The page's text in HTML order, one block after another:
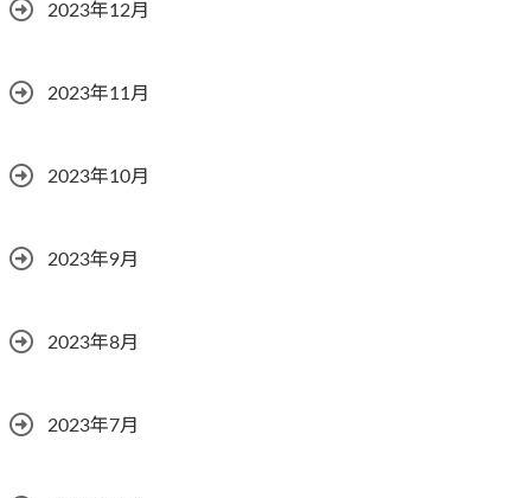
2023年12月
2023年11月
2023年10月
2023年9月
2023年8月
2023年7月